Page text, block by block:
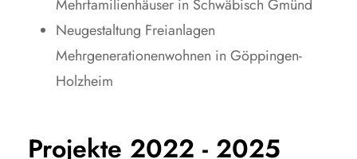
Mehrfamilienhäuser in Schwäbisch Gmünd
Neugestaltung Freianlagen
Mehrgenerationenwohnen in Göppingen-
Holzheim
Projekte 2022 - 2025